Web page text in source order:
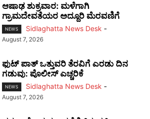
ಆಷಾಢ ಶುಕ್ರವಾರ: ಮಳೆಗಾಗಿ
ಗ್ರಾಮದೇವತೆಯರ ಅದ್ದೂರಿ ಮೆರವಣಿಗೆ
NEWS Sidlaghatta News Desk -
August 7, 2026
ಫುಟ್‌ ಪಾತ್ ಒತ್ತುವರಿ ತೆರವಿಗೆ ಎರಡು ದಿನ
ಗಡುವು: ಪೊಲೀಸ್ ಎಚ್ಚರಿಕೆ
NEWS Sidlaghatta News Desk -
August 7, 2026